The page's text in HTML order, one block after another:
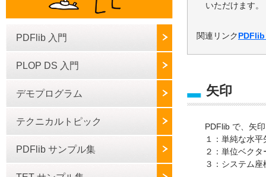
PDFlib 入門
PLOP DS 入門
デモプログラム
テクニカルトピック
PDFlib サンプル集
いただけます。
関連リンク
矢印
PDFlib で、矢
１：単純な水
２：単位ベク
３：システム